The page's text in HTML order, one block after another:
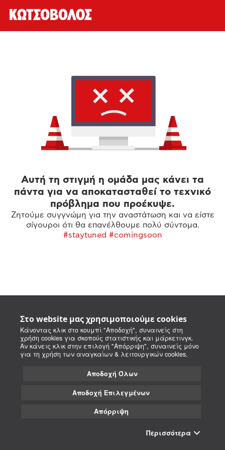
Στο website μας χρησιμοποιούμε cookies
Κάνοντας κλικ στο κουμπί "Αποδοχή", συναινείς στη
χρήση cookies για σκοπούς στατιστικής και μάρκετινγκ.
Αν κάνεις κλικ στην επιλογή "Απόρριψη", συναινείς μόνο
για τη χρήση των αναγκαίων & λειτουργικών cookies.
Αποδοχή Όλων
Αποδοχή Επιλεγμένων
Απόρριψη
Περισσότερα
Αυτή τη στιγμή η ομάδα μας κάνει τα
πάντα για να αποκατασταθεί το τεχνικό
πρόβλημα που προέκυψε.
Ζητούμε συγγνώμη για την αναστάτωση και να είστε
σίγουροι ότι θα επανέλθουμε πολύ σύντομα.
#staytuned #comingsoon